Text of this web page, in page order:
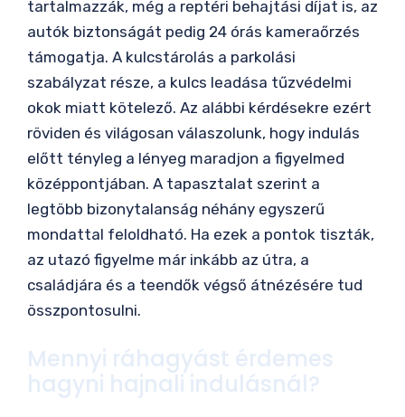
tartalmazzák, még a reptéri behajtási díjat is, az
autók biztonságát pedig 24 órás kameraőrzés
támogatja. A kulcstárolás a parkolási
szabályzat része, a kulcs leadása tűzvédelmi
okok miatt kötelező. Az alábbi kérdésekre ezért
röviden és világosan válaszolunk, hogy indulás
előtt tényleg a lényeg maradjon a figyelmed
középpontjában. A tapasztalat szerint a
legtöbb bizonytalanság néhány egyszerű
mondattal feloldható. Ha ezek a pontok tiszták,
az utazó figyelme már inkább az útra, a
családjára és a teendők végső átnézésére tud
összpontosulni.
Mennyi ráhagyást érdemes
hagyni hajnali indulásnál?